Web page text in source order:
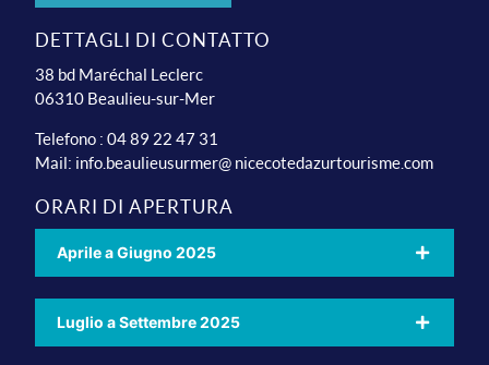
DETTAGLI DI CONTATTO
38 bd Maréchal Leclerc
06310 Beaulieu-sur-Mer
Telefono : 04 89 22 47 31
Mail: info.beaulieusurmer@ nicecotedazurtourisme.com
ORARI DI APERTURA
Aprile a Giugno 2025
Luglio a Settembre 2025